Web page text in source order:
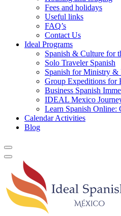
Fees and holidays
Useful links
FAQ’s
Contact Us
Ideal Programs
Spanish & Culture for
Solo Traveler Spanish
Spanish for Ministry &
Group Expeditions for
Business Spanish
IDEAL Mexico
Learn Spanish Online:
Calendar Activities
Blog